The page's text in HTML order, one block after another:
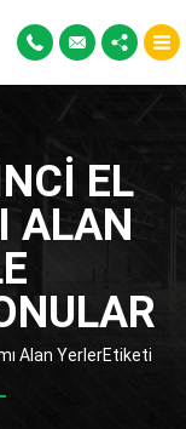
EL
ALAN
Alan YerlerEtiketi